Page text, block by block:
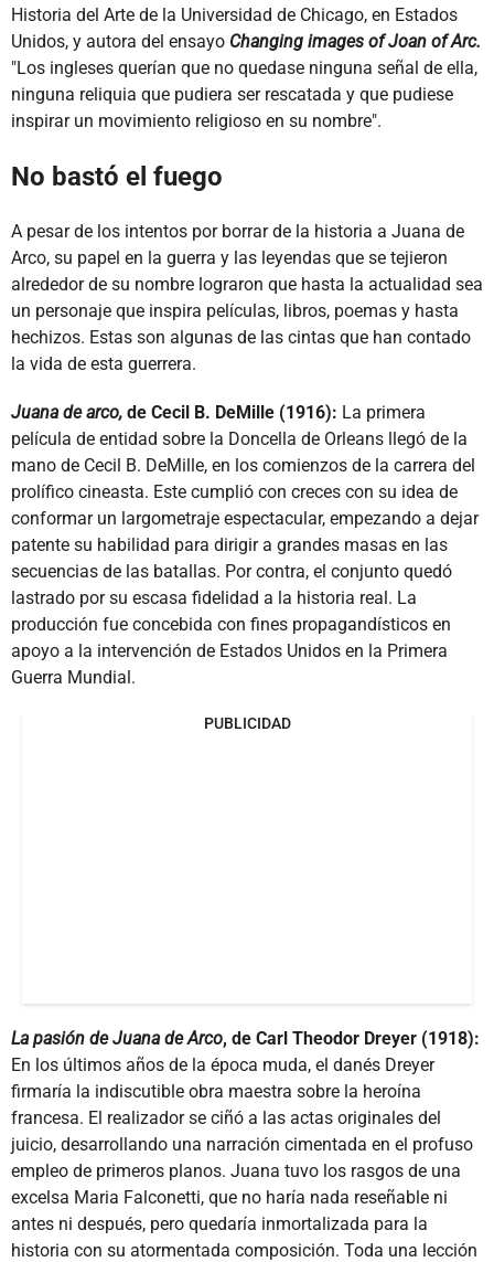
Historia del Arte de la Universidad de Chicago, en Estados
Unidos, y autora del ensayo Changing images of Joan of Arc.
"Los ingleses querían que no quedase ninguna señal de ella,
ninguna reliquia que pudiera ser rescatada y que pudiese
inspirar un movimiento religioso en su nombre".
No bastó el fuego
A pesar de los intentos por borrar de la historia a Juana de
Arco, su papel en la guerra y las leyendas que se tejieron
alrededor de su nombre lograron que hasta la actualidad sea
un personaje que inspira películas, libros, poemas y hasta
hechizos. Estas son algunas de las cintas que han contado
la vida de esta guerrera.
Juana de arco, de Cecil B. DeMille (1916): La primera
película de entidad sobre la Doncella de Orleans llegó de la
mano de Cecil B. DeMille, en los comienzos de la carrera del
prolífico cineasta. Este cumplió con creces con su idea de
conformar un largometraje espectacular, empezando a dejar
patente su habilidad para dirigir a grandes masas en las
secuencias de las batallas. Por contra, el conjunto quedó
lastrado por su escasa fidelidad a la historia real. La
producción fue concebida con fines propagandísticos en
apoyo a la intervención de Estados Unidos en la Primera
Guerra Mundial.
PUBLICIDAD
La pasión de Juana de Arco, de Carl Theodor Dreyer (1918):
En los últimos años de la época muda, el danés Dreyer
firmaría la indiscutible obra maestra sobre la heroína
francesa. El realizador se ciñó a las actas originales del
juicio, desarrollando una narración cimentada en el profuso
empleo de primeros planos. Juana tuvo los rasgos de una
excelsa Maria Falconetti, que no haría nada reseñable ni
antes ni después, pero quedaría inmortalizada para la
historia con su atormentada composición. Toda una lección